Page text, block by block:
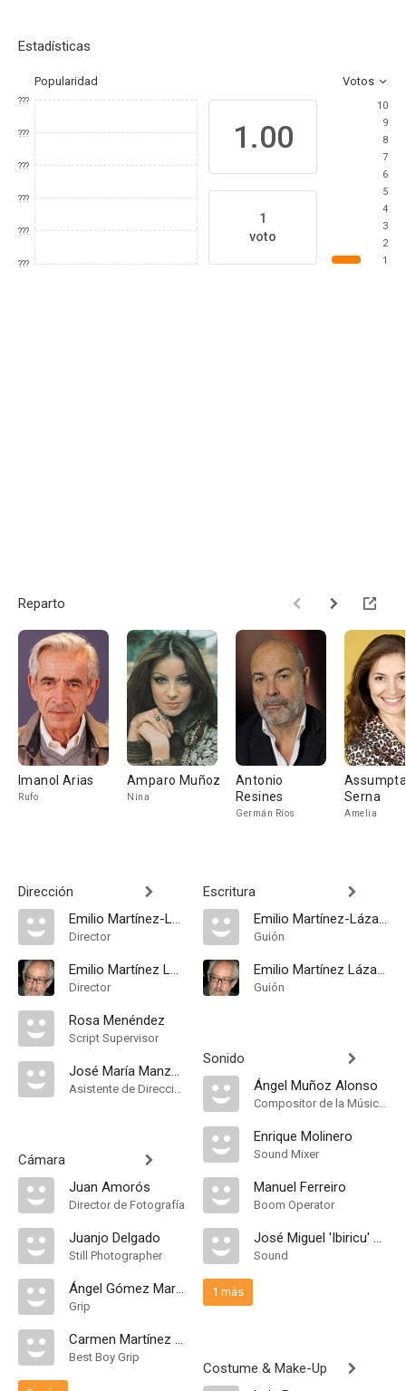
Estadísticas
Popularidad Votos
???
???
???
???
???
???
1.00
1
voto
10
9
8
7
6
5
4
3
2
1
Reparto
Imanol Arias
Rufo
Amparo Muñoz
Nina
Antonio
Resines
Germán Ríos
Serna
Amelia
Dirección
Emilio Martínez-Lázaro
Director
Emilio Martínez Lázaro
Director
Rosa Menéndez
Script Supervisor
José María Manzarbeitia
Asistente de Dirección
Cámara
Juan Amorós
Director de Fotografía
Juanjo Delgado
Still Photographer
Ángel Gómez Martín
Grip
Carmen Martínez Rebé
Best Boy Grip
Escritura
Emilio Martínez-Lázaro
Guión
Emilio Martínez Lázaro
Guión
Sonido
Ángel Muñoz Alonso
Compositor de la Música Original, Música
Enrique Molinero
Sound Mixer
Manuel Ferreiro
Boom Operator
José Miguel 'Ibiricu' Ramos
Sound
1 más
Costume & Make-Up